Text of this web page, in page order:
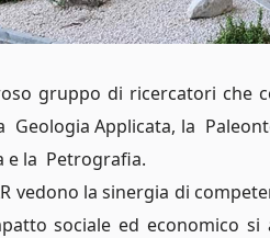
gruppo di ricercatori che
Applicata, la
e la Petrografia.
vedono la sinergia di
sociale ed economico